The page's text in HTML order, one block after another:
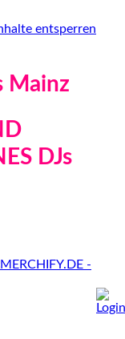
entsperren
Mainz
DJs